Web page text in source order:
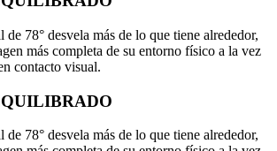
de 78° desvela más de lo que tiene alrededor,
más completa de su entorno físico a la vez
contacto visual.
de 78° desvela más de lo que tiene alrededor,